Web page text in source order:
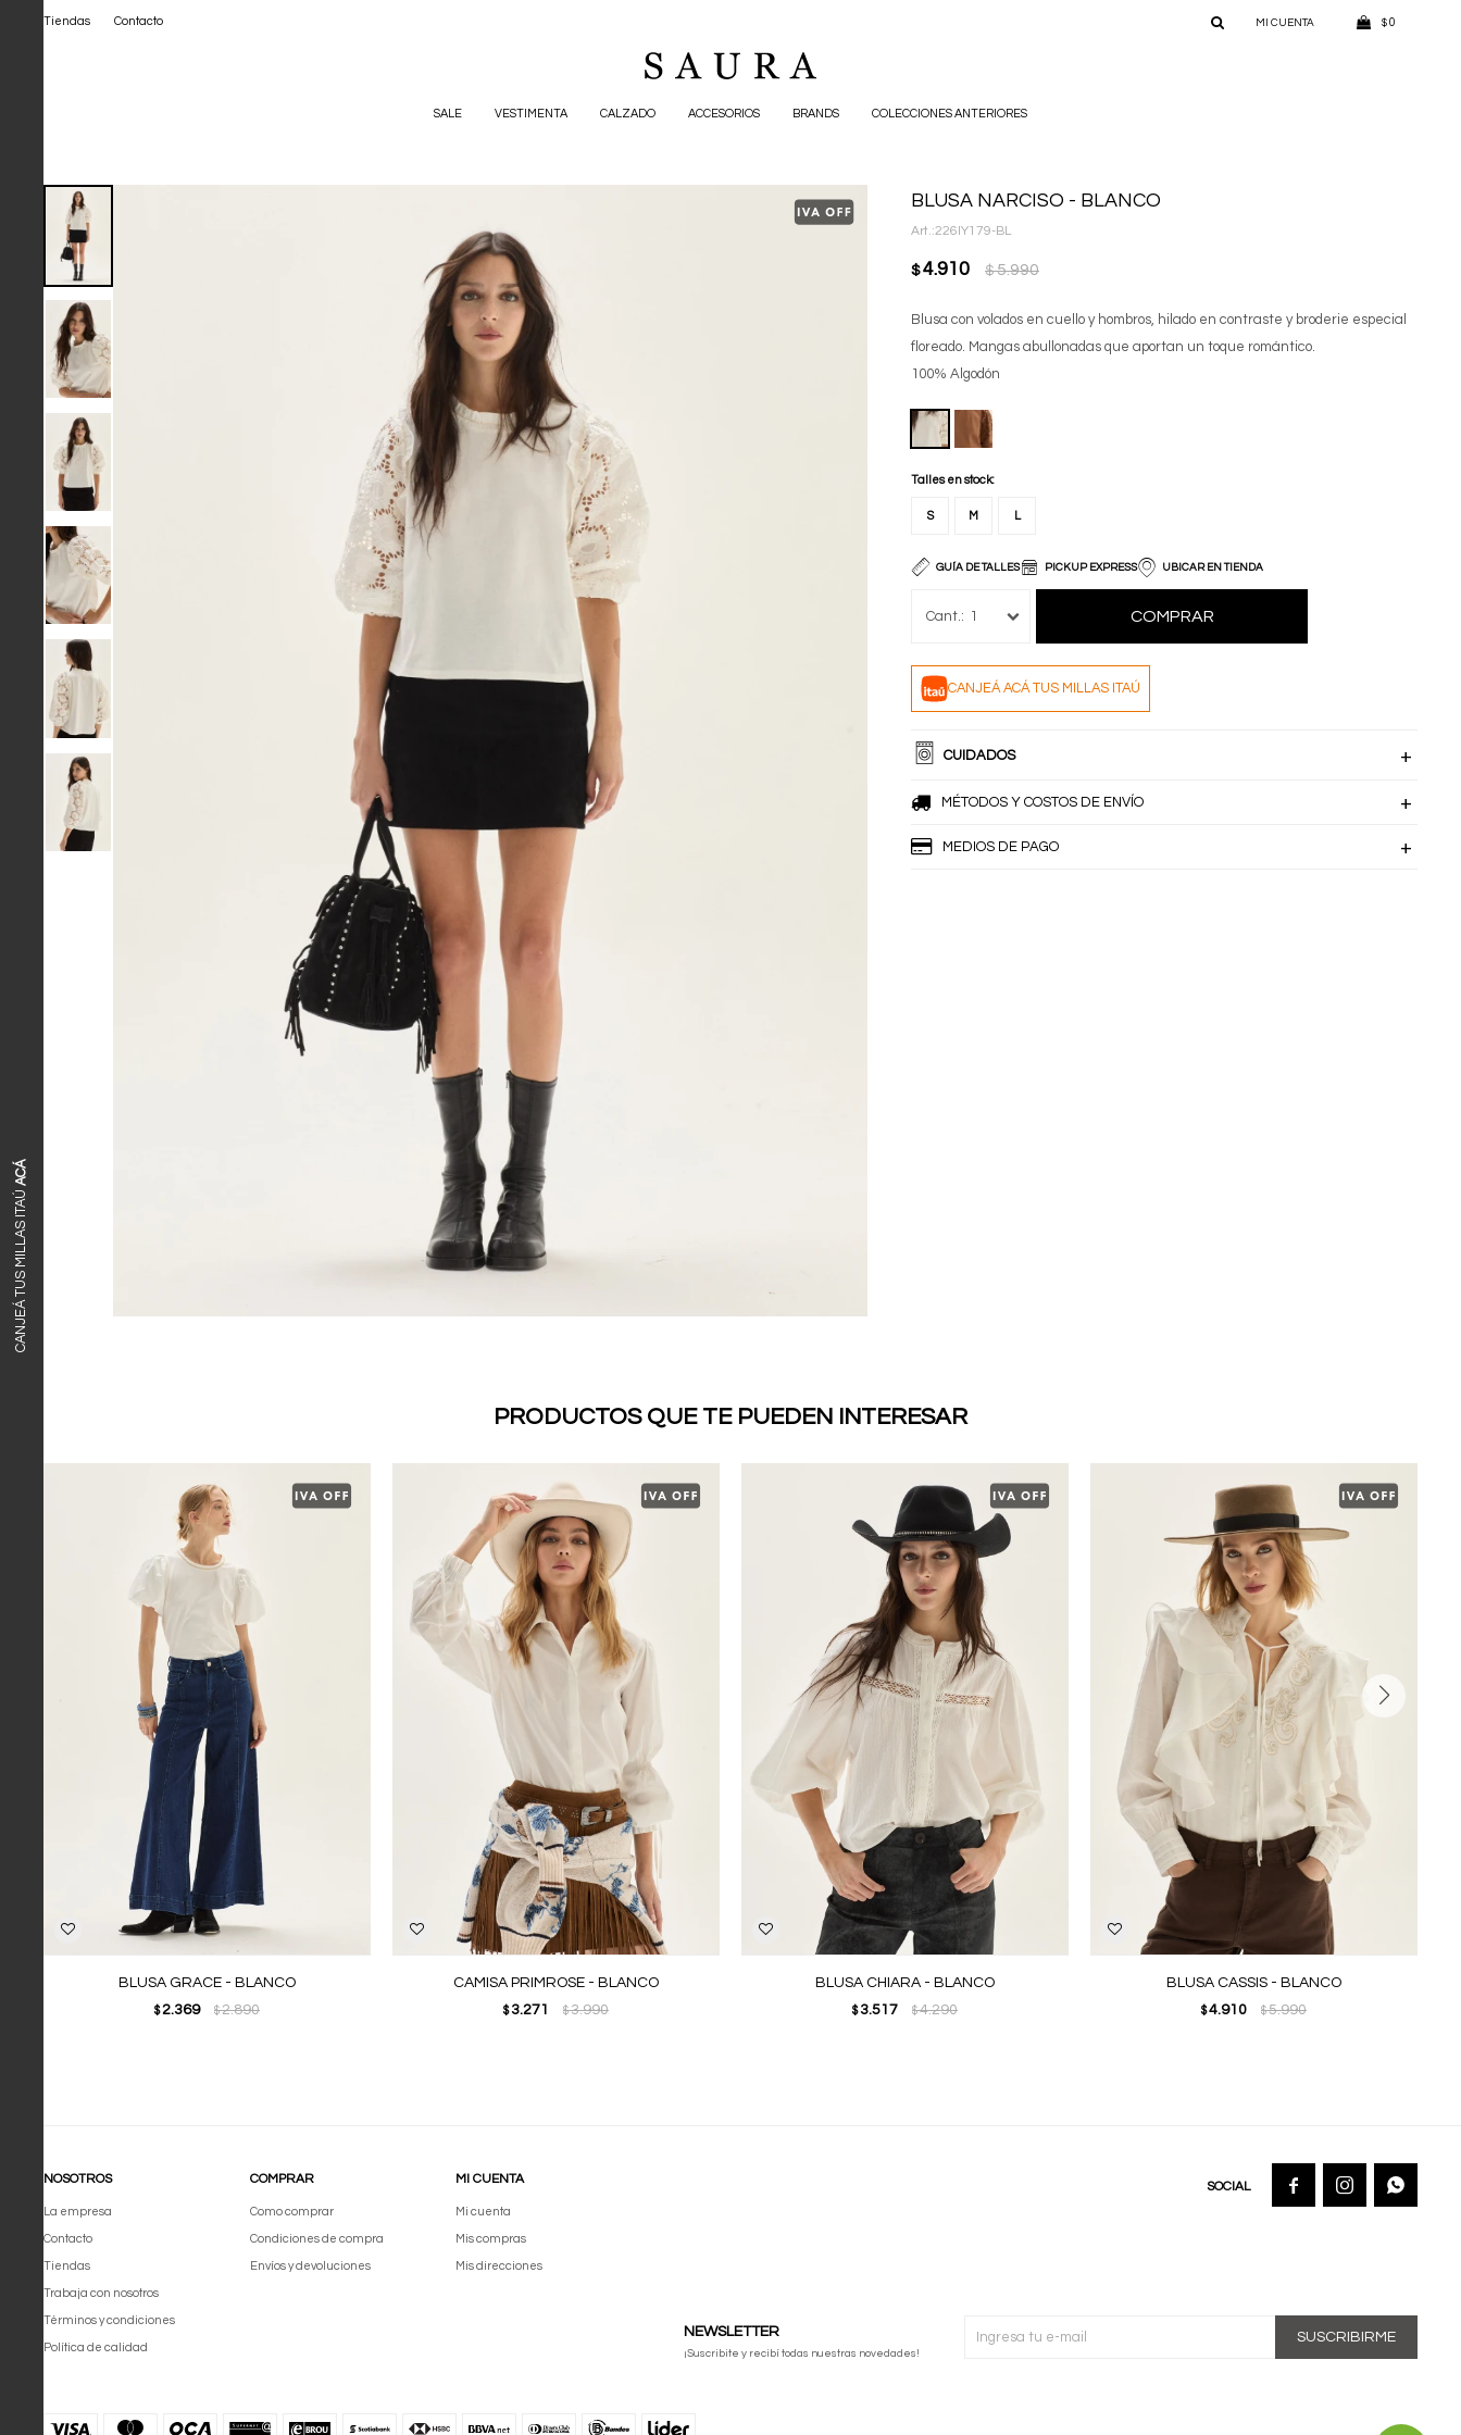
SALE VESTIMENTA CALZADO ACCESORIOS BRANDS COLECCIONES ANTERIORES
$ 0
Tiendas Contacto
CANJEÁ TUS MILLAS ITAÚ
ACÁ
BLUSA NARCISO - BLANCO
226IY179-BL
$ 4.910 $ 5.990
Blusa con volados en cuello y hombros, hilado en contraste y broderie especial
floreado. Mangas abullonadas que aportan un toque romántico.
100% Algodón
Talles en stock:
S M L
GUÍA DE TALLES PICKUP EXPRESS UBICAR EN TIENDA
1 COMPRAR
CANJEÁ ACÁ TUS MILLAS ITAÚ
CUIDADOS
MÉTODOS Y COSTOS DE ENVÍO
MEDIOS DE PAGO
PRODUCTOS QUE TE PUEDEN INTERESAR
BLUSA GRACE - BLANCO
$2.369 $2.890
CAMISA PRIMROSE - BLANCO
$3.271 $3.990
BLUSA CHIARA - BLANCO
$3.517 $4.290
BLUSA CASSIS - BLANCO
$4.910 $5.990
NOSOTROS
La empresa
Contacto
Tiendas
Trabaja con nosotros
Términos y condiciones
Política de calidad
COMPRAR
Como comprar
Condiciones de compra
Envíos y devoluciones
MI CUENTA
Mi cuenta
Mis compras
Mis direcciones
NEWSLETTER
¡Suscribite y recibí todas nuestras novedades!
SUSCRIBIRME
  